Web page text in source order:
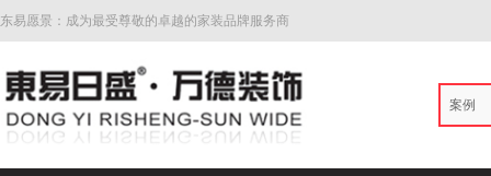
东易愿景：成为最受尊敬的卓越的家装品牌服务商
案例